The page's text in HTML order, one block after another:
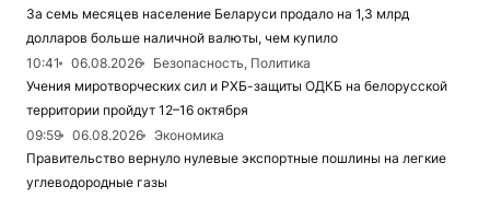
За семь месяцев население Беларуси продало на 1,3 млрд
долларов больше наличной валюты, чем купило
10:41
06.08.2026
Безопасность, Политика
Учения миротворческих сил и РХБ-защиты ОДКБ на белорусской
территории пройдут 12–16 октября
09:59
06.08.2026
Экономика
Правительство вернуло нулевые экспортные пошлины на легкие
углеводородные газы